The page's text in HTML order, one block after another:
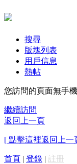
搜尋
版塊列表
用戶信息
熱帖
您訪問的頁面無手
繼續訪問
返回上一頁
[ 點擊這裡返回上一
首頁 | 登錄 | 註冊